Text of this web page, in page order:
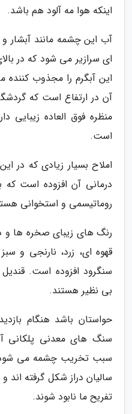
اینکه هوا مه آلود هم باشد.
آب این چشمه مانند آبشار
ای سرازیر می شود که در
این آبگرم را مجذوب کننده
آن در ارتفاع است که
منظره فوق العاده زیبایی
است.
املاح بسیار زیادی که در
درمانی آن افزوده است که
روماتیسمی و استخوانی
رنگ های زیبای صخره ها و
قهوه ای، زرد، نارنجی و
سنگرود افزوده است.
بی نظیر هستند.
حواستان باشد هنگام
سنگ های معدنی پلکانی
سبب تخریب چشمه می شود.
سالیان دراز شکل گرفته
تفریح ما نابود شوند.